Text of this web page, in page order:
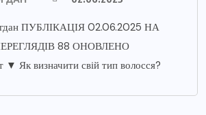
ПУБЛІКАЦІЯ 02.06.2025 НА
88 ОНОВЛЕНО
Як визначити свій тип волосся?